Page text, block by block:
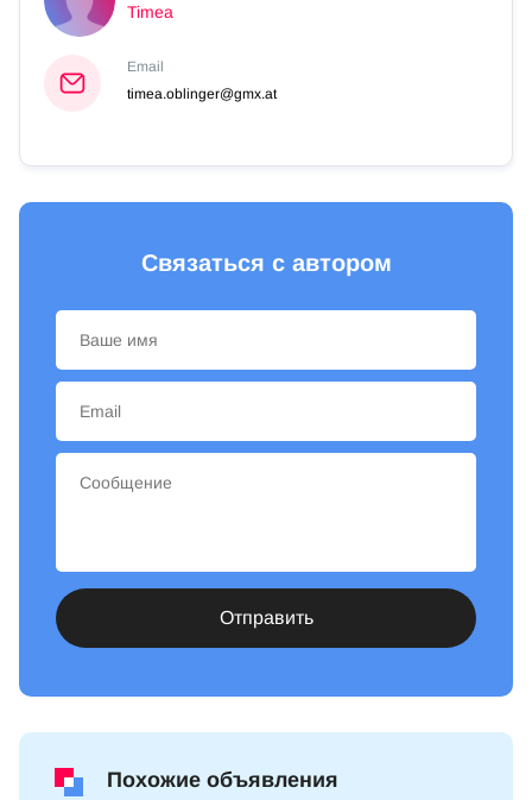
Timea
Email
timea.oblinger@gmx.at
Связаться с автором
Отправить
Похожие объявления